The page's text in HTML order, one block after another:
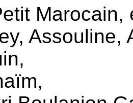
Marocain,
Assouline,